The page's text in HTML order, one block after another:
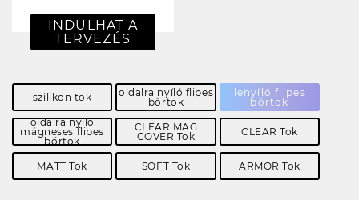
INDULHAT A
TERVEZÉS
szilikon tok
oldalra nyíló flipes
bőrtok
lenyíló flipes
bőrtok
oldalra nyíló
mágneses flipes
bőrtok
CLEAR MAG
COVER Tok
CLEAR Tok
MATT Tok SOFT Tok ARMOR Tok